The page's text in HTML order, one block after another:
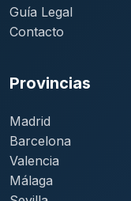
Guía Legal
Contacto
Provincias
Madrid
Barcelona
Valencia
Málaga